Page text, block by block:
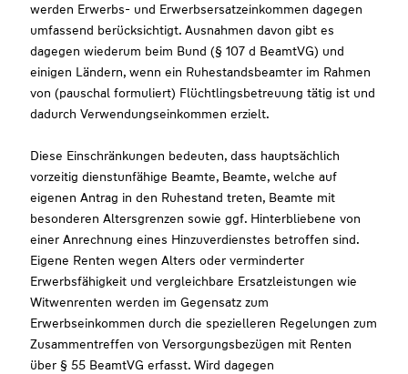
werden Erwerbs- und Erwerbsersatzeinkommen dagegen
umfassend berücksichtigt. Ausnahmen davon gibt es
dagegen wiederum beim Bund (§ 107 d BeamtVG) und
einigen Ländern, wenn ein Ruhestandsbeamter im Rahmen
von (pauschal formuliert) Flüchtlingsbetreuung tätig ist und
dadurch Verwendungseinkommen erzielt.
Diese Einschränkungen bedeuten, dass hauptsächlich
vorzeitig dienstunfähige Beamte, Beamte, welche auf
eigenen Antrag in den Ruhestand treten, Beamte mit
besonderen Altersgrenzen sowie ggf. Hinterbliebene von
einer Anrechnung eines Hinzuverdienstes betroffen sind.
Eigene Renten wegen Alters oder verminderter
Erwerbsfähigkeit und vergleichbare Ersatzleistungen wie
Witwenrenten werden im Gegensatz zum
Erwerbseinkommen durch die spezielleren Regelungen zum
Zusammentreffen von Versorgungsbezügen mit Renten
über § 55 BeamtVG erfasst. Wird dagegen